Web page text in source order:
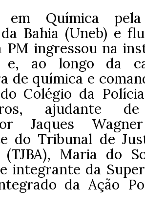
em Química pela
Bahia (Uneb) e
PM ingressou na
e, ao longo da
de química e
Colégio da
ajudante
Jaques
do Tribunal de
(TJBA), Maria do
integrante da
da Ação